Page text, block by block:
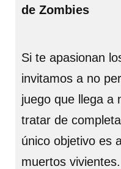
de Zombies
Si te apasionan
invitamos a no
juego que llega a
tratar de
único objetivo es
muertos